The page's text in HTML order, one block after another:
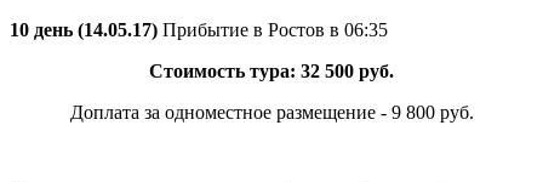
10 день (14.05.17) Прибытие в Ростов в 06:35
Стоимость тура: 32 500 руб.
Доплата за одноместное размещение - 9 800 руб.